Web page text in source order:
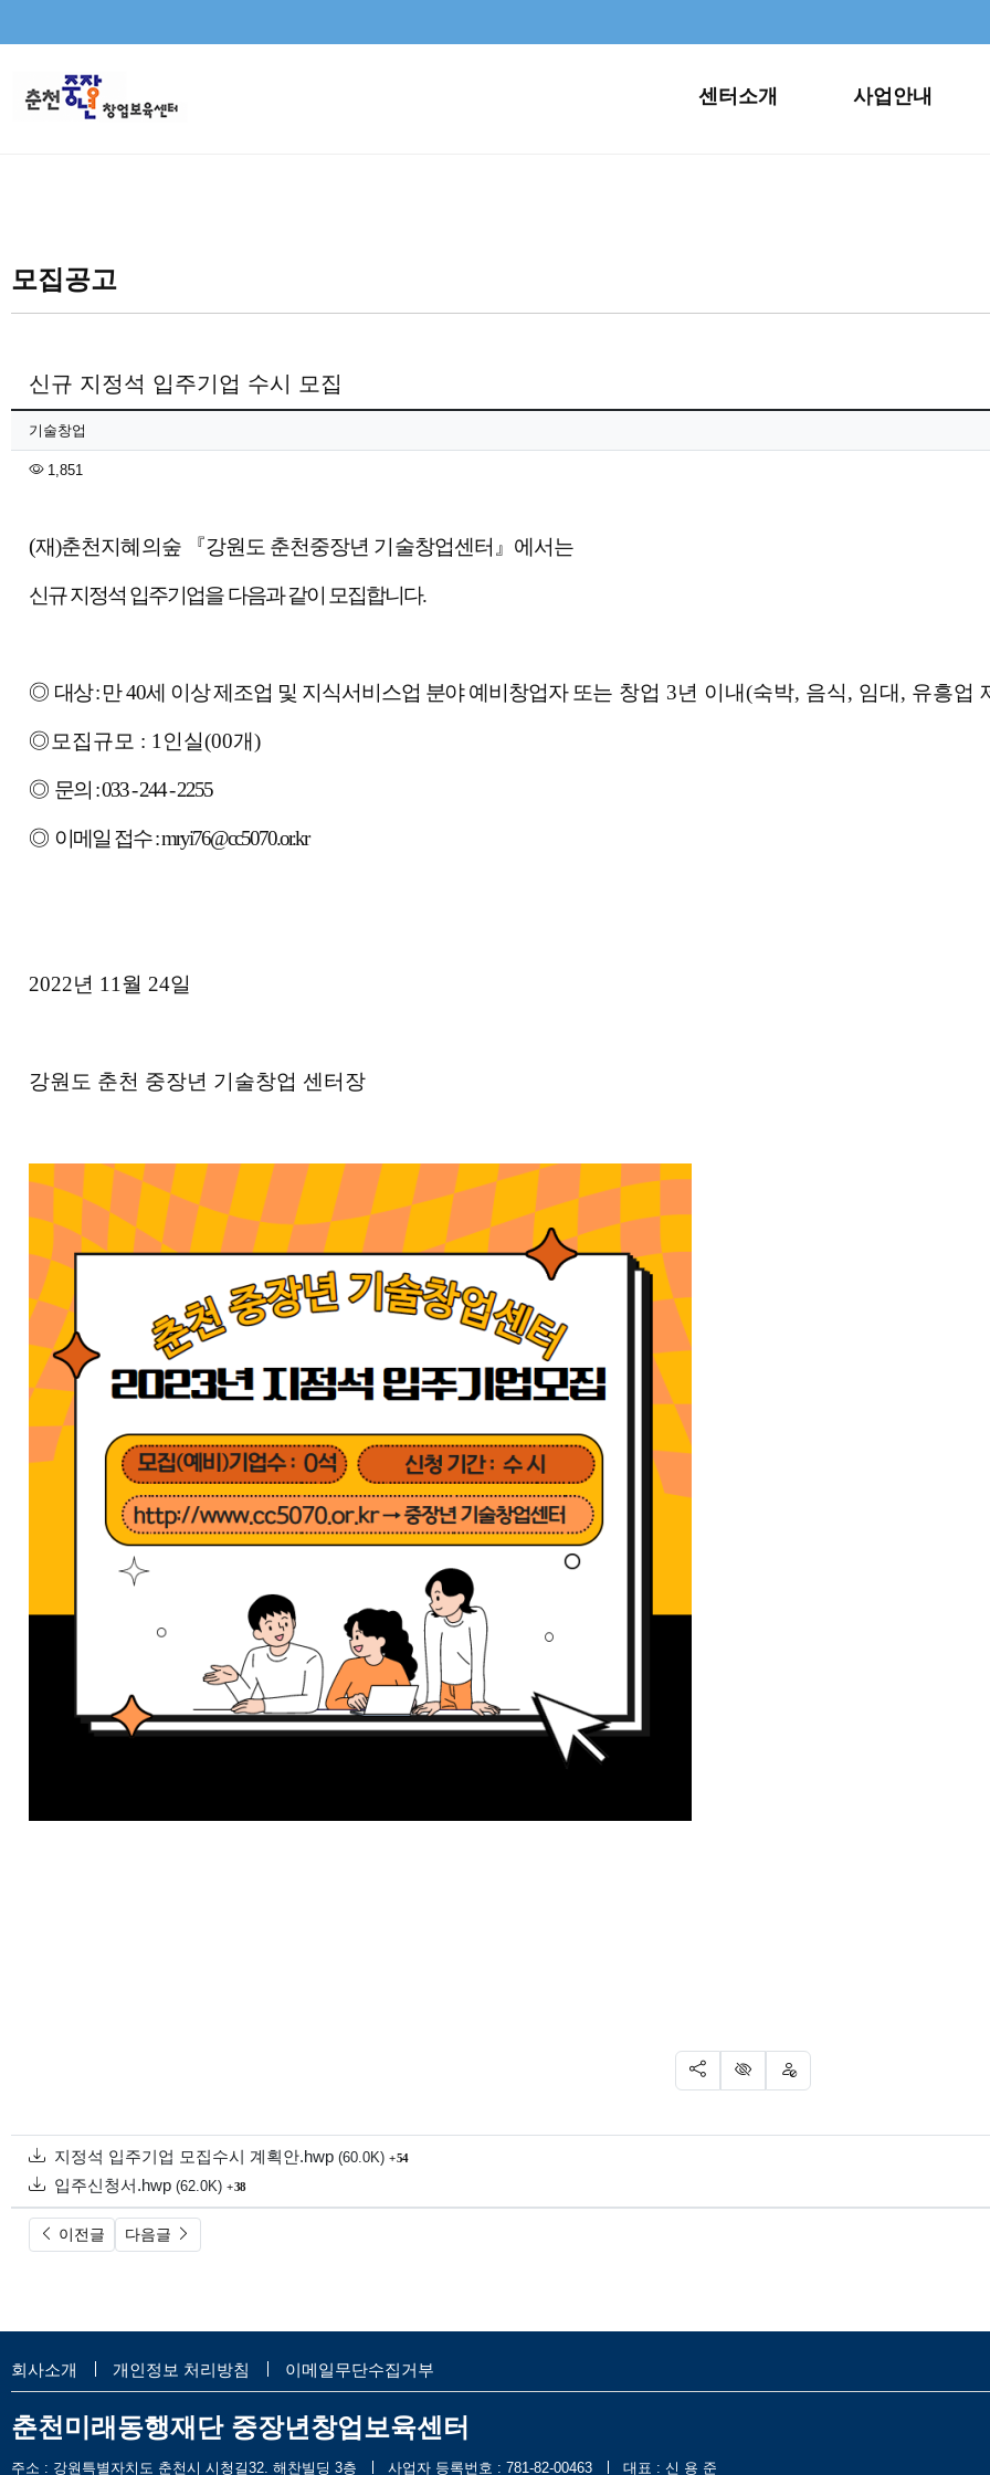
센터소개 사업안내
모집공고
신규 지정석 입주기업 수시 모집
페이지 정보
작성자
기술창업
1,851
본문
(재)춘천지혜의숲 『강원도 춘천중장년 기술창업센터 』 에서는
신규 지정석 입주기업을다음과 같이 모집합니다.
◎ 대상 :만40세 이상 제조업 및 지식서비스업 분야 예비창업자 또는 창업 3년 이내(숙박, 음식, 임대, 유흥업
◎ 모집규모 : 1 인실(00개)
◎ 문의 : 033 - 244 - 2255
◎ 이메일 접수 : mryi76@cc5070.or.kr
2022년 11 월 24일
강원도 춘천 중장년 기술창업 센터장
SNS 공유
신고 차단
첨부
지정석 입주기업 모집수시 계획안.hwp 파일크기
(60.0K) 54회 다운로드
첨부
입주신청서.hwp 파일크기
(62.0K) 38회 다운로드
이전글 다음글
회사소개 개인정보 처리방침 이메일무단수집거부
춘천미래동행재단 중장년창업보육센터
주소 : 강원특별자치도 춘천시 시청길32. 해찬빌딩 3층 사업자 등록번호 : 781-82-00463 대표 : 신 용 준